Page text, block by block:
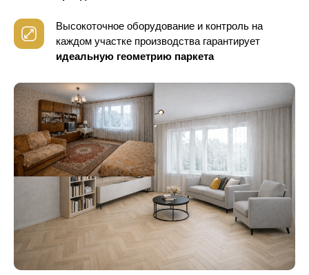
Высокоточное оборудование и контроль на
каждом участке производства гарантирует
идеальную геометрию паркета